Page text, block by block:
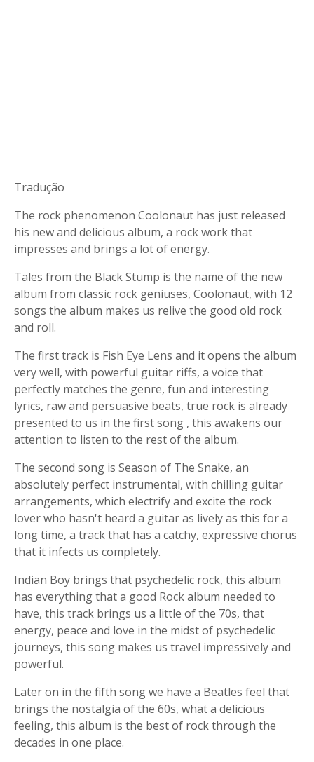
Tradução
The rock phenomenon Coolonaut has just released
his new and delicious album, a rock work that
impresses and brings a lot of energy.
Tales from the Black Stump is the name of the new
album from classic rock geniuses, Coolonaut, with 12
songs the album makes us relive the good old rock
and roll.
The first track is Fish Eye Lens and it opens the album
very well, with powerful guitar riffs, a voice that
perfectly matches the genre, fun and interesting
lyrics, raw and persuasive beats, true rock is already
presented to us in the first song , this awakens our
attention to listen to the rest of the album.
The second song is Season of The Snake, an
absolutely perfect instrumental, with chilling guitar
arrangements, which electrify and excite the rock
lover who hasn't heard a guitar as lively as this for a
long time, a track that has a catchy, expressive chorus
that it infects us completely.
Indian Boy brings that psychedelic rock, this album
has everything that a good Rock album needed to
have, this track brings us a little of the 70s, that
energy, peace and love in the midst of psychedelic
journeys, this song makes us travel impressively and
powerful.
Later on in the fifth song we have a Beatles feel that
brings the nostalgia of the 60s, what a delicious
feeling, this album is the best of rock through the
decades in one place.